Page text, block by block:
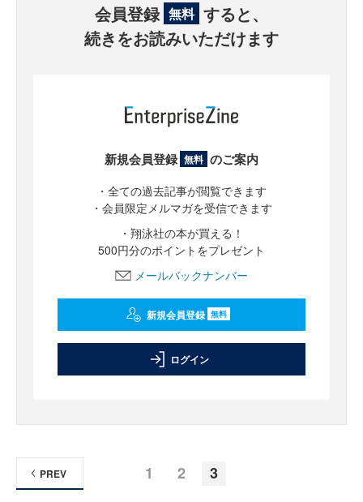
会員登録 無料 すると、
続きをお読みいただけます
新規会員登録 無料 のご案内
・全ての過去記事が閲覧できます
・会員限定メルマガを受信できます
・翔泳社の本が買える！
500円分のポイントをプレゼント
メールバックナンバー
新規会員登録 無料
ログイン
1 2 3
PREV